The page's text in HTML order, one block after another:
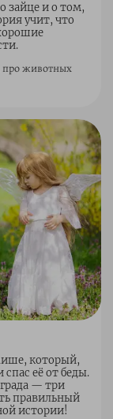
зайце и о том,
учит, что
про животных
который,
её от беды.
— три
правильный
истории!